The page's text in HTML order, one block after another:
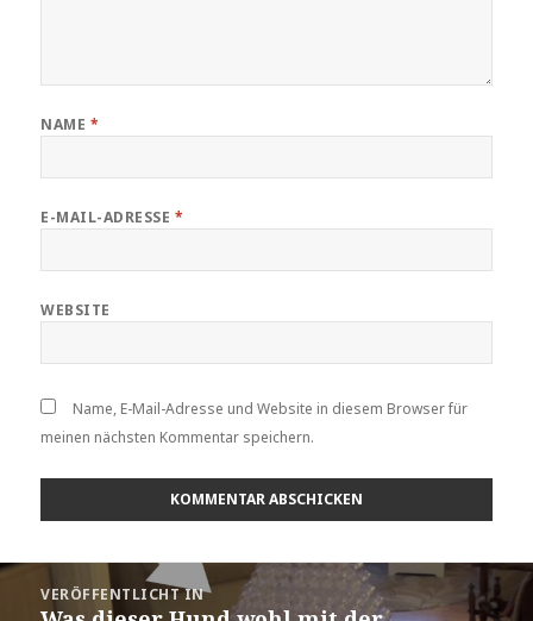
NAME *
E-MAIL-ADRESSE *
WEBSITE
Name, E-Mail-Adresse und Website in diesem Browser für
meinen nächsten Kommentar speichern.
Beitragsnavigation
VERÖFFENTLICHT IN